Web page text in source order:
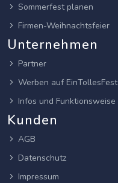
Sommerfest planen
Firmen-Weihnachtsfeier
Unternehmen
Partner
Werben auf EinTollesFest
Infos und Funktionsweise
Kunden
AGB
Datenschutz
Impressum